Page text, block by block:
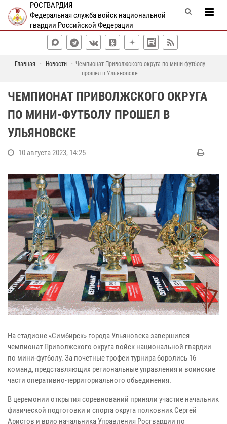
РОСГВАРДИЯ
Федеральная служба войск национальной
гвардии Российской Федерации
Главная Новости
Чемпионат Приволжского округа по мини-футболу
прошел в Ульяновске
ЧЕМПИОНАТ ПРИВОЛЖСКОГО ОКРУГА
ПО МИНИ-ФУТБОЛУ ПРОШЕЛ В
УЛЬЯНОВСКЕ
10 августа 2023, 14:25
На стадионе «Симбирск» города Ульяновска завершился
чемпионат Приволжского округа войск национальной гвардии
по мини-футболу. За почетные трофеи турнира боролись 16
команд, представляющих региональные управления и воинские
части оперативно-территориального объединения.
В церемонии открытия соревнований приняли участие начальник
физической подготовки и спорта округа полковник Сергей
Аристов и врио начальника Управления Росгвардии по